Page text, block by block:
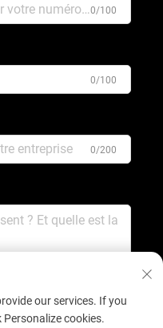
0/100
0/100
0/200
our services. If you
cookies.